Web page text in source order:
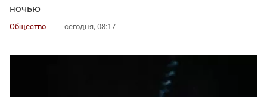
ночью
Общество сегодня, 08:17